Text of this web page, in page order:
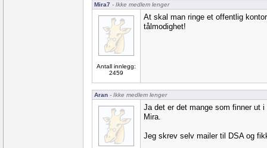
Mira7 - Ikke medlem lenger
Antall innlegg:
2459
At skal man ringe et offentlig
tålmodighet!
Aran - Ikke medlem lenger
Ja det er det mange som finner ut
Mira.
Jeg skrev selv mailer til DSA og